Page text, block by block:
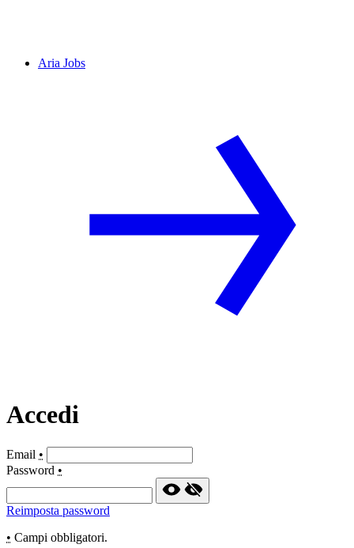
Aria Jobs
Accedi
Email •
Password •
Reimposta password
• Campi obbligatori.